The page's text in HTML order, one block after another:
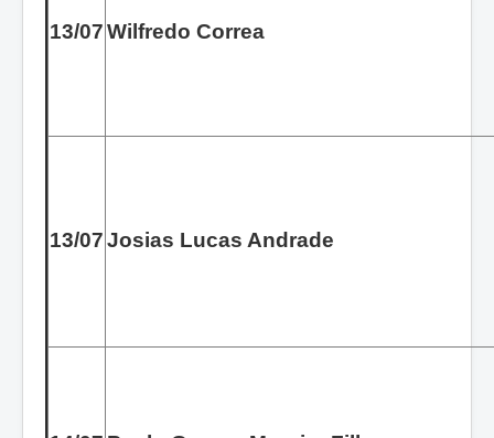
13/07Wilfredo Correa
13/07Josias Lucas Andrade